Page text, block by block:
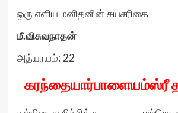
ஒரு எளிய மனிதனின் சுயசரிதை
மீ.விசுவநாதன்
அத்யாயம்: 22
கரந்தையார்பாளையம்ஸ்ரீ